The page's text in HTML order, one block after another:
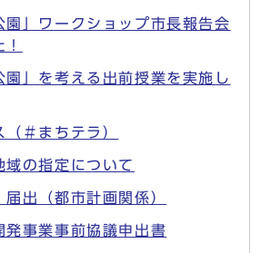
園」ワークショップ市長報告会
園」を考える出前授業を実施し
＃まちテラ）
域の指定について
出（都市計画関係）
発事業事前協議申出書